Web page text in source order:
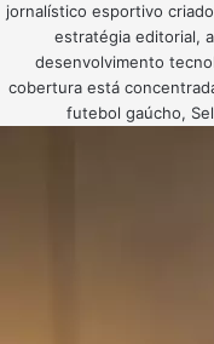
jornalístico esportivo
estratégia editorial,
desenvolvimento
cobertura está
futebol gaúcho,